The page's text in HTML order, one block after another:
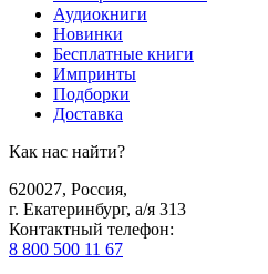
Аудиокниги
Новинки
Бесплатные книги
Импринты
Подборки
Доставка
Как нас найти?
620027, Россия,
г. Екатеринбург, а/я 313
Контактный телефон:
8 800 500 11 67